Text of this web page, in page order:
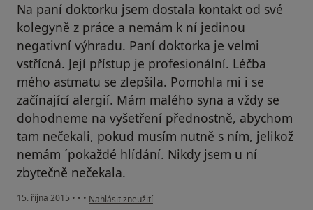
Na paní doktorku jsem dostala kontakt od své
kolegyně z práce a nemám k ní jedinou
negativní výhradu. Paní doktorka je velmi
vstřícná. Její přístup je profesionální. Léčba
mého astmatu se zlepšila. Pomohla mi i se
začínající alergií. Mám malého syna a vždy se
dohodneme na vyšetření přednostně, abychom
tam nečekali, pokud musím nutně s ním, jelikož
nemám ´pokaždé hlídání. Nikdy jsem u ní
zbytečně nečekala.
15. října 2015 • • • podle názoru uživatele Váš účet byl odstraněn
Nahlásit zneužití